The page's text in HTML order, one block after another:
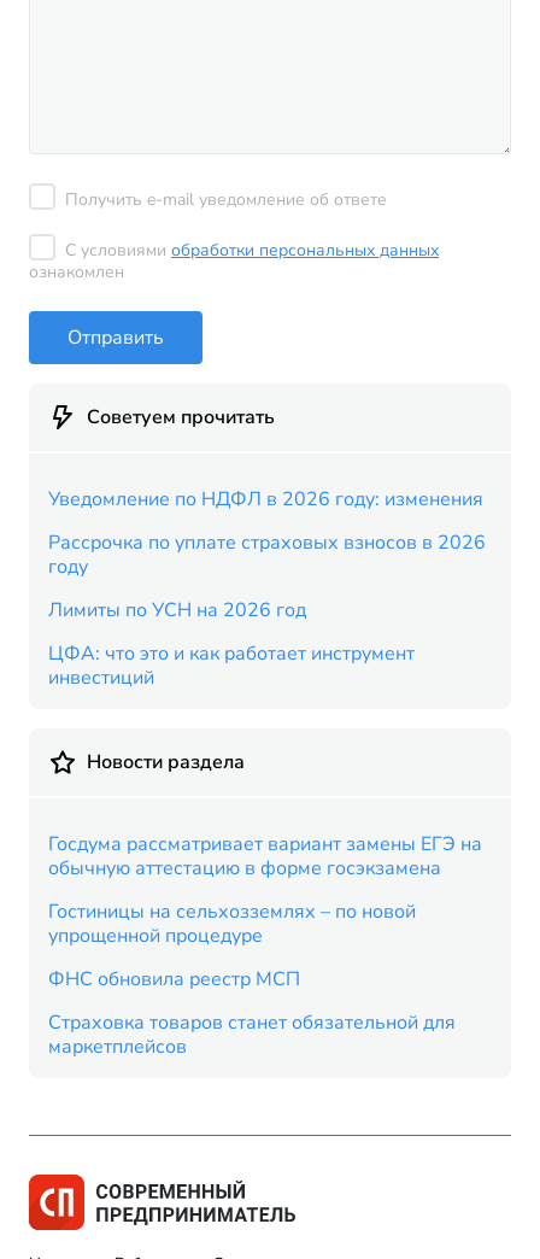
Получить e-mail уведомление об ответе
С условиями обработки персональных данных
ознакомлен
Отправить
Советуем прочитать
Уведомление по НДФЛ в 2026 году: изменения
Рассрочка по уплате страховых взносов в 2026
году
Лимиты по УСН на 2026 год
ЦФА: что это и как работает инструмент
инвестиций
Новости раздела
Госдума рассматривает вариант замены ЕГЭ на
обычную аттестацию в форме госэкзамена
Гостиницы на сельхозземлях – по новой
упрощенной процедуре
ФНС обновила реестр МСП
Страховка товаров станет обязательной для
маркетплейсов